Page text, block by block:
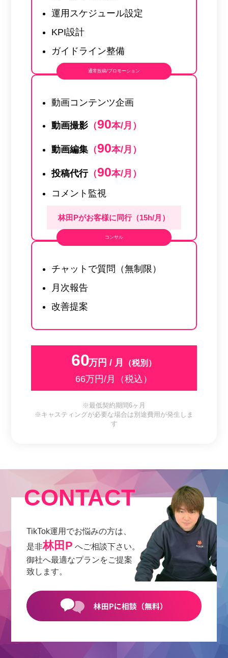
運用スケジュール設定
KPI設計
ガイドライン整備
通常投稿/プロモーション
動画コンテンツ企画
動画撮影（90本/月）
動画編集（90本/月）
投稿代行（90本/月）
コメント監視
林田Pがお客様に同行（15h/月）
コンサル
チャットで質問（無制限）
月次報告
改善提案
60万円 / 月 （税別）
66万円/月（税込）
※最低契約期間6ヶ月
※キャスティングが必要な場合は別途費用が発生しま
す
CONTACT
TikTok運用でお悩みの方は、
是非林田P へご相談下さい。
御社へ最適なプランをご提案
致します。